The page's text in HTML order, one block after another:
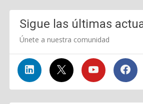
Sigue las últimas
Únete a nuestra comunidad